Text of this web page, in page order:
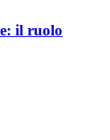
il ruolo